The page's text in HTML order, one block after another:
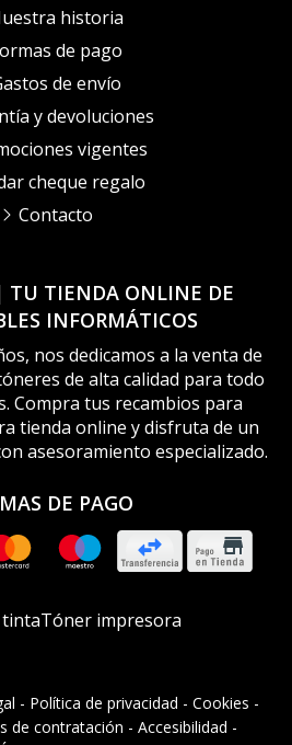
TU TIENDA ONLINE DE
INFORMÁTICOS
nos dedicamos a la venta de
de alta calidad para todo
Compra tus recambios para
tienda online y disfruta de un
asesoramiento especializado.
DE PAGO
historia
de pago
de envío
y devoluciones
vigentes
cheque regalo
Contacto
Tóner impresora
- Política de privacidad - Cookies -
de contratación - Accesibilidad -